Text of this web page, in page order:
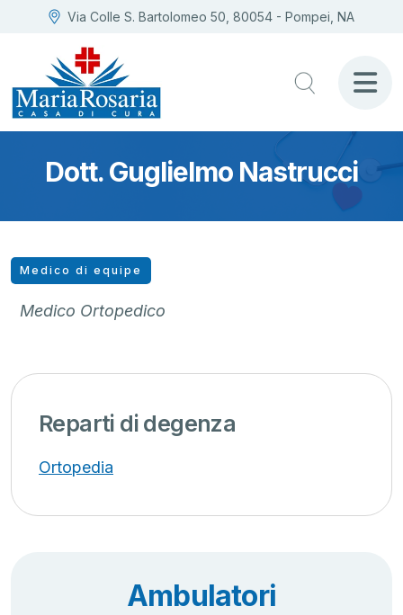
Via Colle S. Bartolomeo 50, 80054 - Pompei, NA
Dott. Guglielmo Nastrucci
Reparti di degenza
Ortopedia
Medico di equipe
Medico Ortopedico
Ambulatori